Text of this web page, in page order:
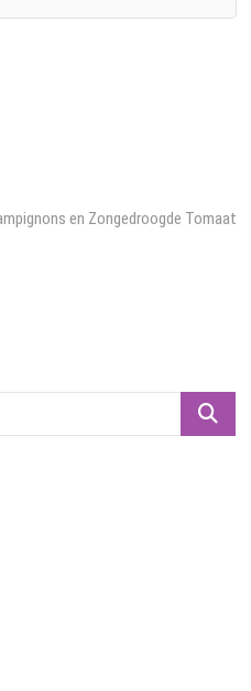
en Zongedroogde Tomaat
Zoeken